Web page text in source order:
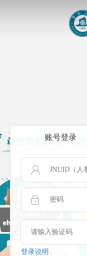
账号登录
登录说明